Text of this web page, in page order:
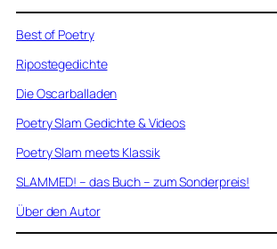
Best of Poetry
Ripostegedichte
Die Oscarballaden
Poetry Slam Gedichte & Videos
Poetry Slam meets Klassik
SLAMMED! – das Buch – zum Sonderpreis!
Über den Autor